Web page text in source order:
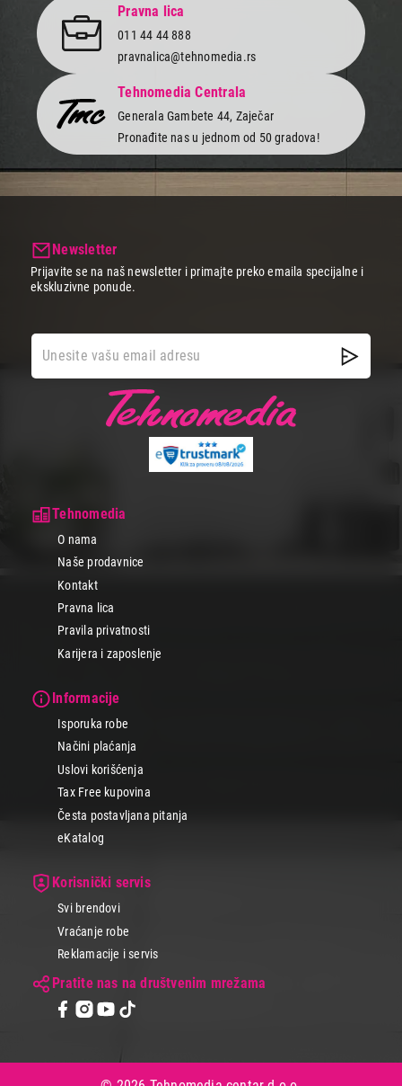
Ukupno u korpi:0,00
Nastavi kupovinu
Završi kupovinu
Pravna lica
011 44 44 888
pravnalica@tehnomedia.rs
Tehnomedia Centrala
Generala Gambete 44, Zaječar
Pronađite nas u jednom od 50 gradova!
Tehnomedia
O nama
Naše prodavnice
Kontakt
Pravna lica
Pravila privatnosti
Karijera i zaposlenje
Informacije
Isporuka robe
Načini plaćanja
Uslovi korišćenja
Tax Free kupovina
Česta postavljana pitanja
eKatalog
Korisnički servis
Svi brendovi
Vraćanje robe
Reklamacije i servis
Pratite nas na društvenim mrežama
Newsletter
Prijavite se na naš newsletter i primajte preko emaila specijalne i
ekskluzivne ponude.